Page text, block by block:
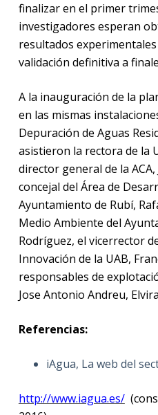
finalizar en el primer
investigadores esperan
resultados
validación definitiva a
A la inauguración de la
en las mismas
Depuración de Aguas
asistieron la rectora de la
director general de la
concejal del Área de
Ayuntamiento de Rubí,
Medio Ambiente del
Rodríguez, el vicerrector
Innovación de la UAB,
responsables de
Jose Antonio Andreu,
Referencias:
iAgua, La web del
http://www.iagua.es/